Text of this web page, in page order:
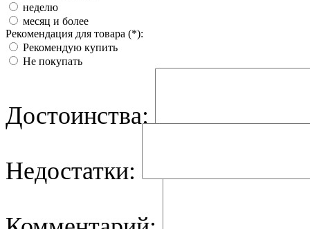
неделю
месяц и более
Рекомендация для товара (*):
Рекомендую купить
Не покупать
Достоинства:
Недостатки: